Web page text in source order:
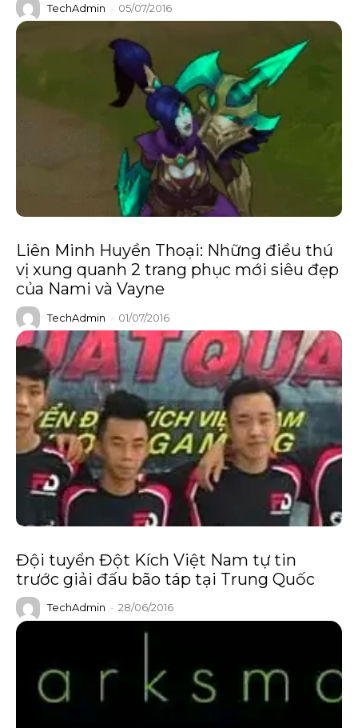
TechAdmin - 05/07/2016
Liên Minh Huyền Thoại: Những điều thú
vị xung quanh 2 trang phục mới siêu đẹp
của Nami và Vayne
TechAdmin - 01/07/2016
Đội tuyển Đột Kích Việt Nam tự tin
trước giải đấu bão táp tại Trung Quốc
TechAdmin - 28/06/2016